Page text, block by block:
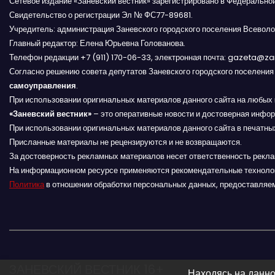
а
п
и
с
я
м
Свидетельство о регистрации Эл № ФС77-89681.
Учредитель: администрация Заневского городского поселения
Главный редактор: Елена Юрьевна Голованова.
Телефон редакции +7 (911) 170-06-33, электронная почта:
Согласно решению совета депутатов Заневского городского поселения
самоуправления.
При использовании оригинальных материалов данного сайта на
«Заневский вестник» – это оперативные новости и достоверная
При использовании оригинальных материалов данного сайта в
Присланные материалы не рецензируются и не возвращаются.
За достоверность рекламных материалов несет ответственность
На информационном ресурсе применяются рекомендательные
Политикав отношении обработки персональных данных,